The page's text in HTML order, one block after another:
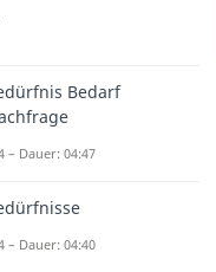
Bedarf
– Dauer: 04:47
– Dauer: 04:40